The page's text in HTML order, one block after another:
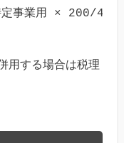
用する場合は税理